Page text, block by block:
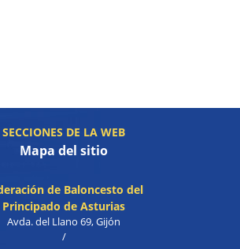
SECCIONES DE LA WEB
Mapa del sitio
de Baloncesto del
Principado de Asturias
Avda. del Llano 69, Gijón
/